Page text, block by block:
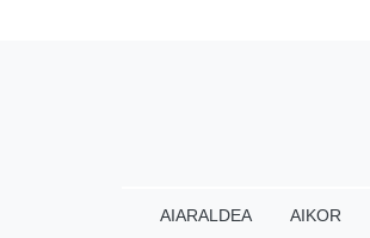
AIARALDEA AIKOR